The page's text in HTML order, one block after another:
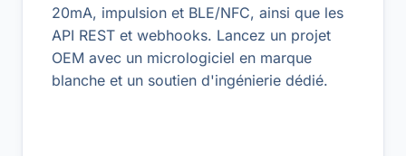
20mA, impulsion et BLE/NFC, ainsi que les
API REST et webhooks. Lancez un projet
OEM avec un micrologiciel en marque
blanche et un soutien d'ingénierie dédié.